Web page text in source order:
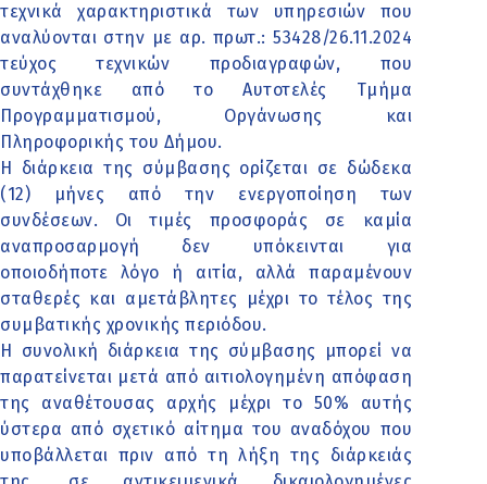
τεχνικά χαρακτηριστικά των υπηρεσιών που
αναλύονται στην με αρ. πρωτ.: 53428/26.11.2024
τεύχος τεχνικών προδιαγραφών, που
συντάχθηκε από το Αυτοτελές Τμήμα
Προγραμματισμού, Οργάνωσης και
Πληροφορικής του Δήμου.
Η διάρκεια της σύμβασης ορίζεται σε δώδεκα
(12) μήνες από την ενεργοποίηση των
συνδέσεων. Οι τιμές προσφοράς σε καμία
αναπροσαρμογή δεν υπόκεινται για
οποιοδήποτε λόγο ή αιτία, αλλά παραμένουν
σταθερές και αμετάβλητες μέχρι το τέλος της
συμβατικής χρονικής περιόδου.
Η συνολική διάρκεια της σύμβασης μπορεί να
παρατείνεται μετά από αιτιολογημένη απόφαση
της αναθέτουσας αρχής μέχρι το 50% αυτής
ύστερα από σχετικό αίτημα του αναδόχου που
υποβάλλεται πριν από τη λήξη της διάρκειάς